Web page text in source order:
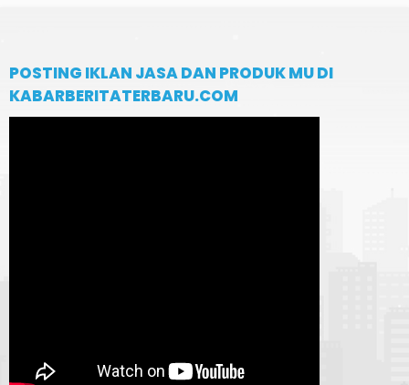
POSTING IKLAN JASA DAN PRODUK MU DI
KABARBERITATERBARU.COM